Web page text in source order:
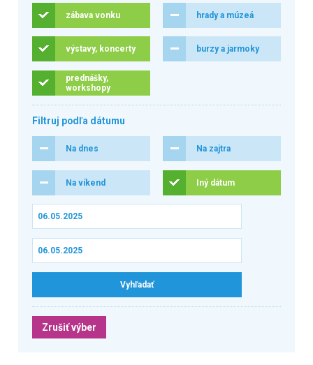
zábava vonku hrady a múzeá
výstavy, koncerty burzy a jarmoky
prednášky,
workshopy
Filtruj podľa dátumu
Na dnes Na zajtra
Na víkend Iný dátum
Zrušiť výber